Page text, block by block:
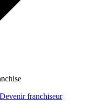
Devenir franchiseur